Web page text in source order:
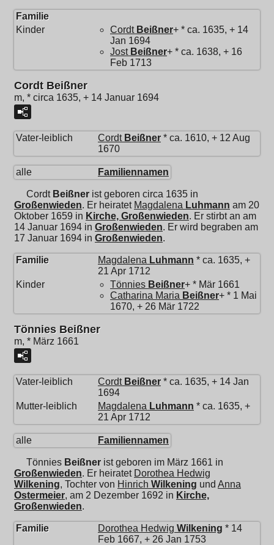
Familie
Kinder
Cordt Beißner+ * ca. 1635, + 14
Jan 1694
Jost Beißner+ * ca. 1638, + 16
Feb 1713
Cordt Beißner
m, * circa 1635, + 14 Januar 1694
Vater-leiblich Cordt Beißner * ca. 1610, + 12 Aug
1670
alle Familiennamen
Cordt Beißner ist geboren circa 1635 in
Großenwieden. Er heiratet Magdalena Luhmann am 20
Oktober 1659 in Kirche, Großenwieden. Er stirbt an am
14 Januar 1694 in Großenwieden. Er wird begraben am
17 Januar 1694 in Großenwieden.
Familie Magdalena Luhmann * ca. 1635, +
21 Apr 1712
Kinder
Tönnies Beißner+ * Mär 1661
Catharina Maria Beißner+ * 1 Mai
1670, + 26 Mär 1722
Tönnies Beißner
m, * März 1661
Vater-leiblich Cordt Beißner * ca. 1635, + 14 Jan
1694
Mutter-leiblich
Magdalena Luhmann * ca. 1635, +
21 Apr 1712
alle Familiennamen
Tönnies Beißner ist geboren im März 1661 in
Großenwieden. Er heiratet Dorothea Hedwig
Wilkening, Tochter von Hinrich Wilkening und Anna
Ostermeier, am 2 Dezember 1692 in Kirche,
Großenwieden.
Familie Dorothea Hedwig Wilkening * 14
Feb 1667, + 26 Jan 1753